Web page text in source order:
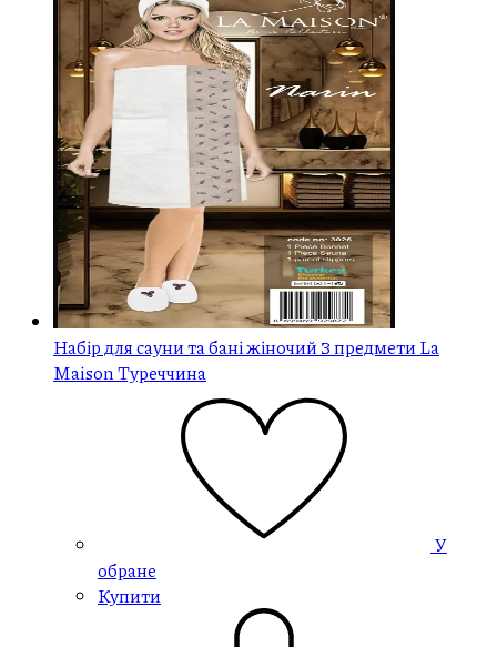
Набір для сауни та бані жіночий 3 предмети La
Maison Туреччина
У
обране
Купити